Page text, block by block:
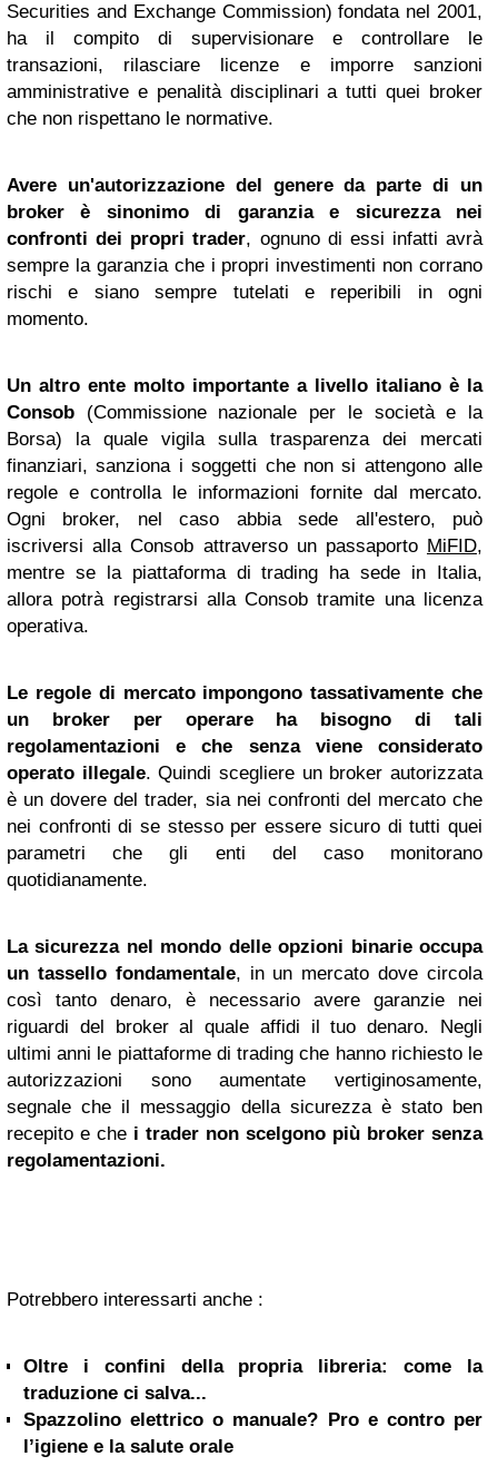
Securities and Exchange Commission) fondata nel 2001,
ha il compito di supervisionare e controllare le
transazioni, rilasciare licenze e imporre sanzioni
amministrative e penalità disciplinari a tutti quei broker
che non rispettano le normative.
Avere un'autorizzazione del genere da parte di un
broker è sinonimo di garanzia e sicurezza nei
confronti dei propri trader, ognuno di essi infatti avrà
sempre la garanzia che i propri investimenti non corrano
rischi e siano sempre tutelati e reperibili in ogni
momento.
Un altro ente molto importante a livello italiano è la
Consob (Commissione nazionale per le società e la
Borsa) la quale vigila sulla trasparenza dei mercati
finanziari, sanziona i soggetti che non si attengono alle
regole e controlla le informazioni fornite dal mercato.
Ogni broker, nel caso abbia sede all'estero, può
iscriversi alla Consob attraverso un passaporto MiFID,
mentre se la piattaforma di trading ha sede in Italia,
allora potrà registrarsi alla Consob tramite una licenza
operativa.
Le regole di mercato impongono tassativamente che
un broker per operare ha bisogno di tali
regolamentazioni e che senza viene considerato
operato illegale. Quindi scegliere un broker autorizzata
è un dovere del trader, sia nei confronti del mercato che
nei confronti di se stesso per essere sicuro di tutti quei
parametri che gli enti del caso monitorano
quotidianamente.
La sicurezza nel mondo delle opzioni binarie occupa
un tassello fondamentale, in un mercato dove circola
così tanto denaro, è necessario avere garanzie nei
riguardi del broker al quale affidi il tuo denaro. Negli
ultimi anni le piattaforme di trading che hanno richiesto le
autorizzazioni sono aumentate vertiginosamente,
segnale che il messaggio della sicurezza è stato ben
recepito e che i trader non scelgono più broker senza
regolamentazioni.
Potrebbero interessarti anche :
Oltre i confini della propria libreria: come la
traduzione ci salva...
Spazzolino elettrico o manuale? Pro e contro per
l’igiene e la salute orale